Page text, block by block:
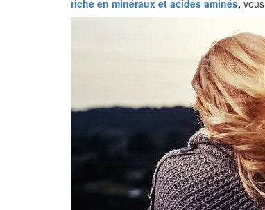
riche en minéraux et acides aminés,